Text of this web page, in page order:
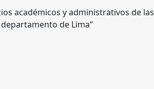
académicos y administrativos de las
de Lima”